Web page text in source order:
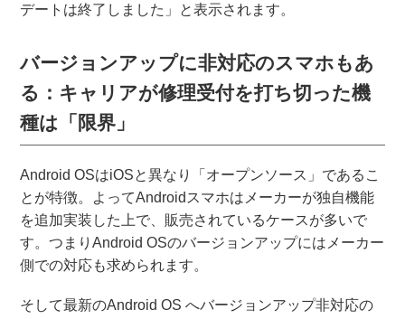
デートは終了しました」と表示されます。
バージョンアップに非対応のスマホもあ
る：キャリアが修理受付を打ち切った機
種は「限界」
Android OSはiOSと異なり「オープンソース」であるこ
とが特徴。よってAndroidスマホはメーカーが独自機能
を追加実装した上で、販売されているケースが多いで
す。つまりAndroid OSのバージョンアップにはメーカー
側での対応も求められます。
そして最新のAndroid OS へバージョンアップ非対応の